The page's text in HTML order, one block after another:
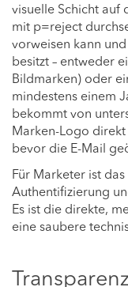
visuelle Schicht auf
mit p=reject
vorweisen kann
besitzt – entweder
Bildmarken) oder
mindestens einem
bekommt von
Marken-Logo
bevor die E-Mail
Für Marketer ist
Authentifizierung
Es ist die direkte,
eine saubere